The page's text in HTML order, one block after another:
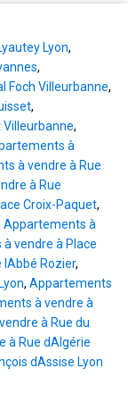
Lyon,
,
Foch Villeurbanne,
,
,
à
à vendre à Rue
à Rue
Croix-Paquet,
Appartements à
vendre à Place
lAbbé Rozier,
, Appartements
à vendre à
à Rue du
à Rue dAlgérie
dAssise Lyon